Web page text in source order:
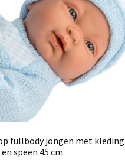
fullbody jongen met kleding
en speen 45 cm